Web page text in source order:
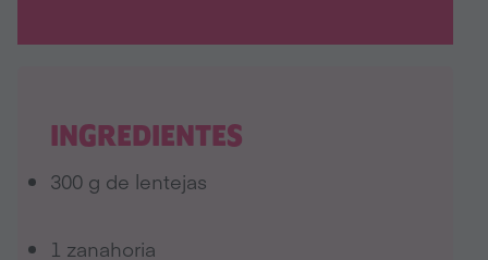
INGREDIENTES
300 g de lentejas
1 zanahoria